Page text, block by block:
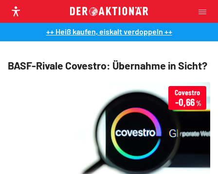
++ Heiß kaufen, eiskalt verdoppeln ++
BASF-Rivale Covestro: Übernahme in Sicht?
Covestro
-0,66%